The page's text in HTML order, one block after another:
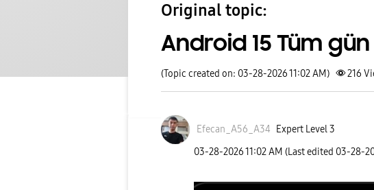
Original topic:
Android 15 Tüm
(Topic created on: 03-28-2026 11:02 AM) 216
Efecan_A56_A34 Expert Level 3
‎03-28-202611:02 AM (Last edited ‎03-28-